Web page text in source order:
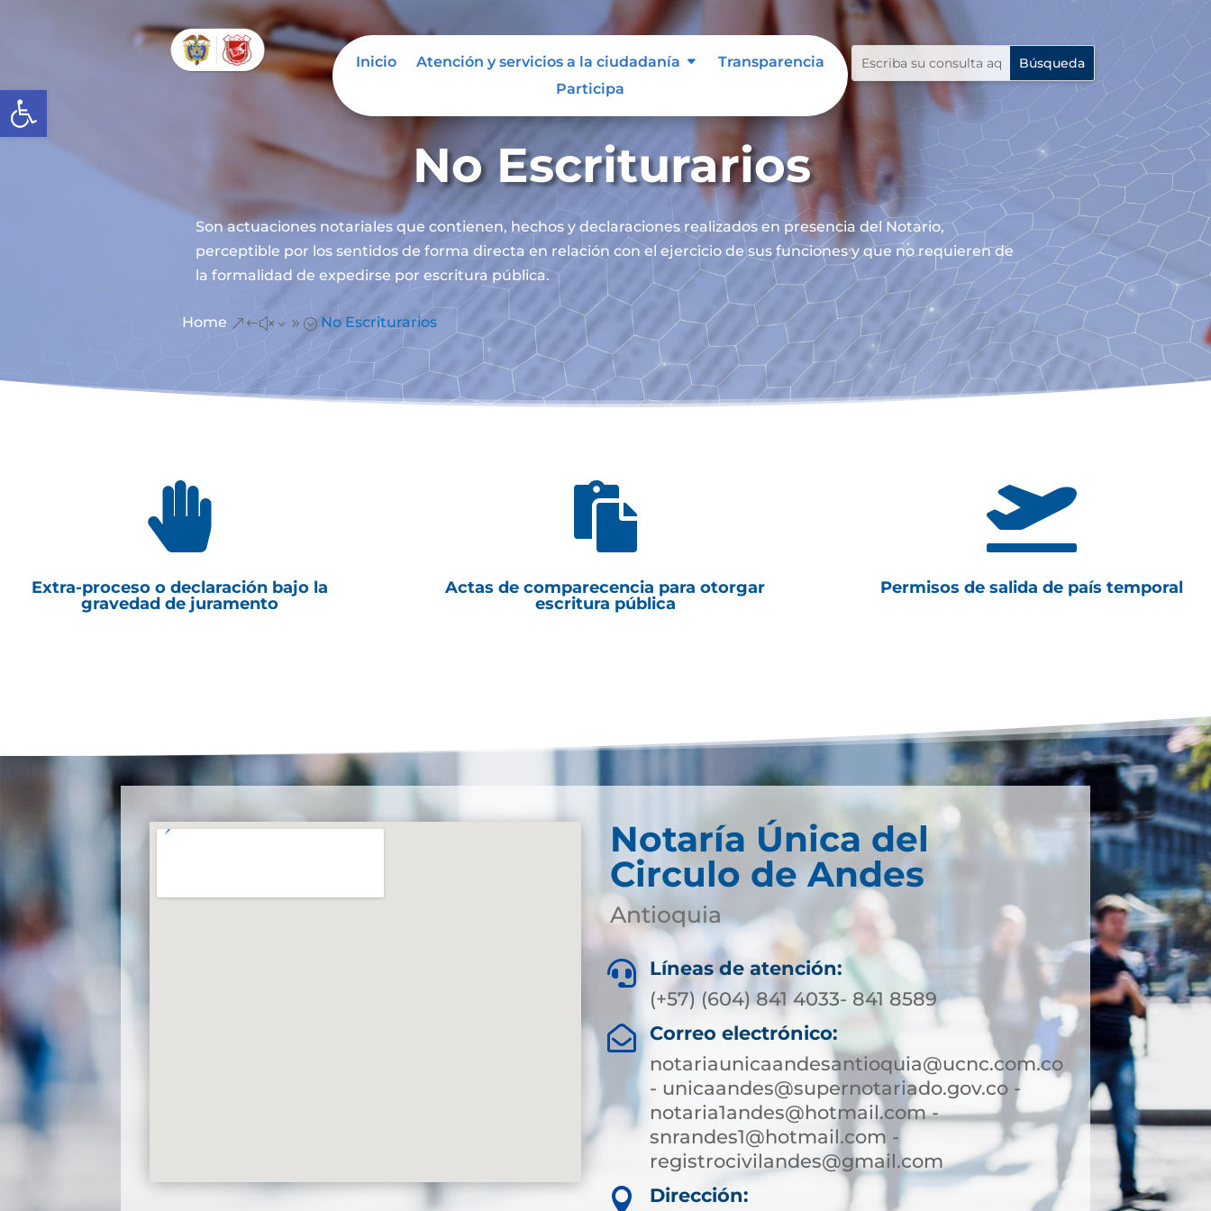
Abrir barra de herramientas
Inicio Atención y servicios a la ciudadanía
Transparencia
Participa
No Escriturarios
Son actuaciones notariales que contienen, hechos y declaraciones realizados en presencia del Notario,
perceptible por los sentidos de forma directa en relación con el ejercicio de sus funciones y que no requieren de
la formalidad de expedirse por escritura pública.
Home &#x39; No Escriturarios

Extra-proceso o declaración bajo la
gravedad de juramento

Actas de comparecencia para otorgar
escritura pública

Permisos de salida de país temporal
Notaría Única del
Circulo de Andes
Antioquia

Líneas de atención:
(+57) (604) 841 4033- 841 8589

Correo electrónico:
notariaunicaandesantioquia@ucnc.com.co
- unicaandes@supernotariado.gov.co -
notaria1andes@hotmail.com -
snrandes1@hotmail.com -
registrocivilandes@gmail.com
 Dirección: